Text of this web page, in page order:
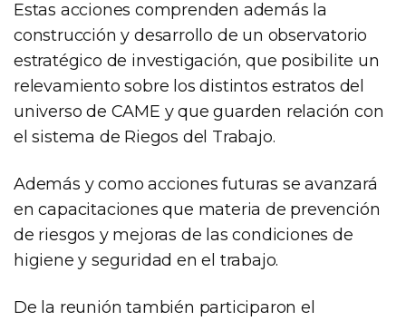
Estas acciones comprenden además la
construcción y desarrollo de un observatorio
estratégico de investigación, que posibilite un
relevamiento sobre los distintos estratos del
universo de CAME y que guarden relación con
el sistema de Riegos del Trabajo.
Además y como acciones futuras se avanzará
en capacitaciones que materia de prevención
de riesgos y mejoras de las condiciones de
higiene y seguridad en el trabajo.
De la reunión también participaron el